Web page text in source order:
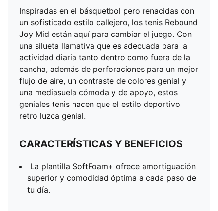
DETALLES
Botas de caña media
Con cordones
Mediasuela de goma
Suela exterior de goma
Calce regular
Detalles de la marca PUMA
Inspiradas en el básquetbol pero renacidas con
un sofisticado estilo callejero, los tenis Rebound
Joy Mid están aquí para cambiar el juego. Con
una silueta llamativa que es adecuada para la
actividad diaria tanto dentro como fuera de la
cancha, además de perforaciones para un mejor
flujo de aire, un contraste de colores genial y
una mediasuela cómoda y de apoyo, estos
geniales tenis hacen que el estilo deportivo
retro luzca genial.
CARACTERÍSTICAS Y BENEFICIOS
La plantilla SoftFoam+ ofrece amortiguación
superior y comodidad óptima a cada paso de
tu día.